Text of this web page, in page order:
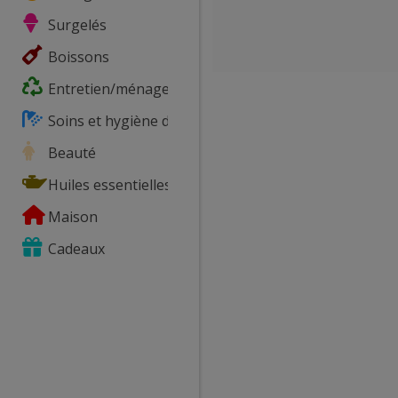
Surgelés
Boissons
Entretien/ménage
Soins et hygiène du corps
Beauté
Huiles essentielles
Maison
Cadeaux